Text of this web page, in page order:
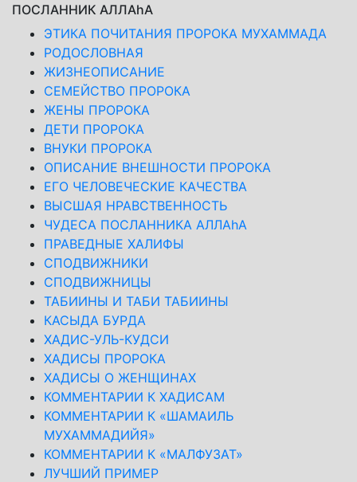
ПОСЛАННИК АЛЛАhА
ЭТИКА ПОЧИТАНИЯ ПРОРОКА МУХАММАДА
РОДОСЛОВНАЯ
ЖИЗНЕОПИСАНИЕ
СЕМЕЙСТВО ПРОРОКА
ЖЕНЫ ПРОРОКА
ДЕТИ ПРОРОКА
ВНУКИ ПРОРОКА
ОПИСАНИЕ ВНЕШНОСТИ ПРОРОКА
ЕГО ЧЕЛОВЕЧЕСКИЕ КАЧЕСТВА
ВЫСШАЯ НРАВСТВЕННОСТЬ
ЧУДЕСА ПОСЛАННИКА АЛЛАhА
ПРАВЕДНЫЕ ХАЛИФЫ
СПОДВИЖНИКИ
СПОДВИЖНИЦЫ
ТАБИИНЫ И ТАБИ ТАБИИНЫ
КАСЫДА БУРДА
ХАДИС-УЛЬ-КУДСИ
ХАДИСЫ ПРОРОКА
ХАДИСЫ О ЖЕНЩИНАХ
КОММЕНТАРИИ К ХАДИСАМ
КОММЕНТАРИИ К «ШАМАИЛЬ
МУХАММАДИЙЯ»
КОММЕНТАРИИ К «МАЛФУЗАТ»
ЛУЧШИЙ ПРИМЕР